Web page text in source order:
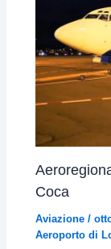
Coca
Aviazione /
Aeroporto di